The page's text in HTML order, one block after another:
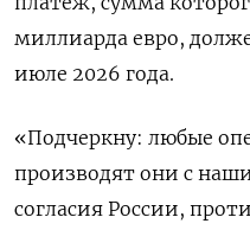
⁠миллиарда евро,
июле 2026 года.
«Подчеркну: любые
производят они с
‌согласия России,